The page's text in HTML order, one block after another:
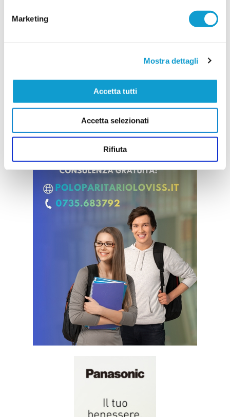
Marketing
Mostra dettagli
Accetta tutti
Accetta selezionati
Rifiuta
Vai all'edizione provinciale